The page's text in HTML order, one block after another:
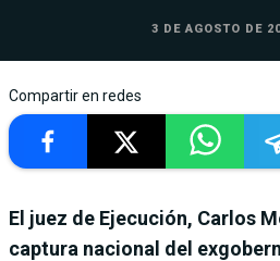
3 DE AGOSTO DE
Compartir en redes
El juez de Ejecución, Carlos
captura nacional del